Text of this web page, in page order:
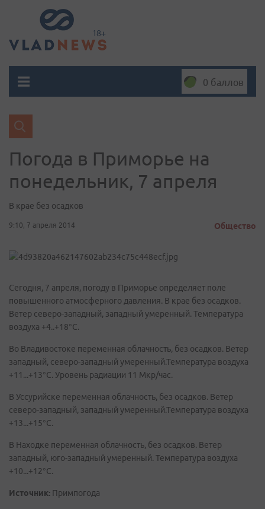
0 баллов
Погода в Приморье на
понедельник, 7 апреля
В крае без осадков
9:10, 7 апреля 2014 Общество
Сегодня, 7 апреля, погоду в Приморье определяет поле
повышенного атмосферного давления. В крае без осадков.
Ветер северо-западный, западный умеренный. Температура
воздуха +4..+18°C.
Во Владивостоке переменная облачность, без осадков. Ветер
западный, северо-западный умеренный.Температура воздуха
+11...+13°C. Уровень радиации 11 Мкр/час.
В Уссурийске переменная облачность, без осадков. Ветер
северо-западный, западный умеренный.Температура воздуха
+13...+15°C.
В Находке переменная облачность, без осадков. Ветер
западный, юго-западный умеренный. Температура воздуха
+10...+12°C.
Источник: Примпогода